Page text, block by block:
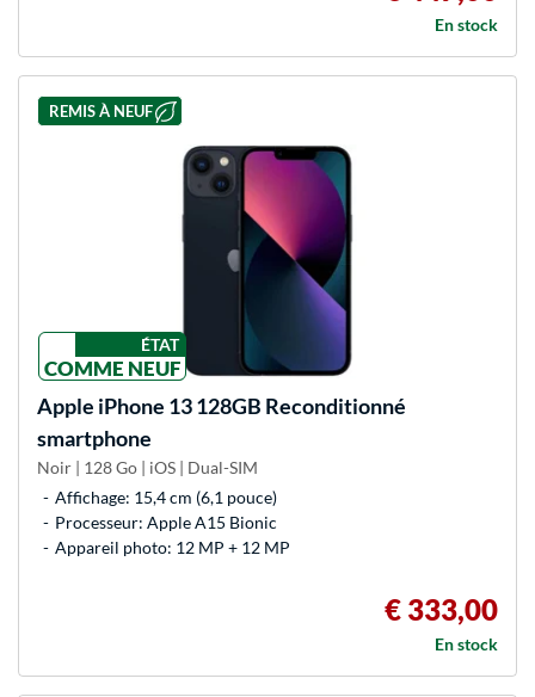
En stock
REMIS À NEUF
ÉTAT
COMME NEUF
Apple iPhone 13 128GB Reconditionné
smartphone
Noir | 128 Go | iOS | Dual-SIM
Affichage: 15,4 cm (6,1 pouce)
Processeur: Apple A15 Bionic
Appareil photo: 12 MP + 12 MP
€ 333,00
En stock